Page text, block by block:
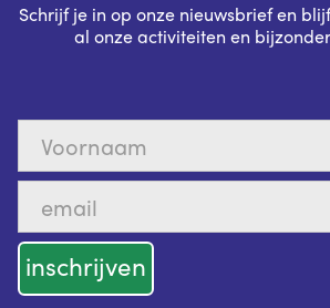
Schrijf je in op onze nieuwsbrief en
al onze activiteiten en